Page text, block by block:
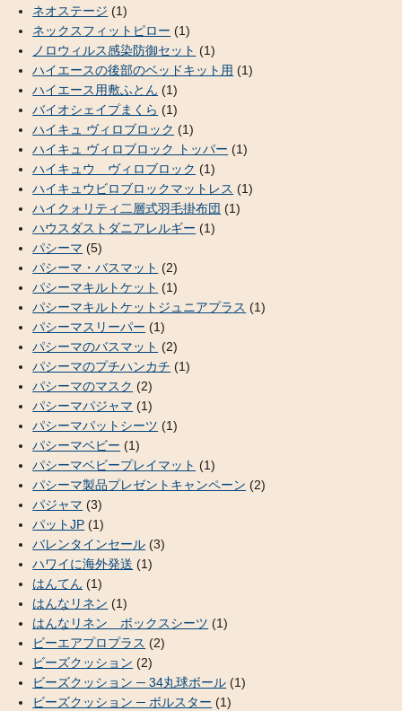
ネオステージ (1)
ネックスフィットピロー (1)
ノロウィルス感染防御セット (1)
ハイエースの後部のベッドキット用 (1)
ハイエース用敷ふとん (1)
バイオシェイプまくら (1)
ハイキュ ヴィロブロック (1)
ハイキュ ヴィロブロック トッパー (1)
ハイキュウ ヴィロブロック (1)
ハイキュウビロブロックマットレス (1)
ハイクォリティ二層式羽毛掛布団 (1)
ハウスダストダニアレルギー (1)
パシーマ (5)
パシーマ・バスマット (2)
パシーマキルトケット (1)
パシーマキルトケットジュニアプラス (1)
パシーマスリーパー (1)
パシーマのバスマット (2)
パシーマのプチハンカチ (1)
パシーマのマスク (2)
パシーマパジャマ (1)
パシーマパットシーツ (1)
パシーマベビー (1)
パシーマベビープレイマット (1)
パシーマ製品プレゼントキャンペーン (2)
パジャマ (3)
パットJP (1)
バレンタインセール (3)
ハワイに海外発送 (1)
はんてん (1)
はんなリネン (1)
はんなリネン ボックスシーツ (1)
ビーエアプロプラス (2)
ビーズクッション (2)
ビーズクッション ─ 34丸球ボール (1)
ビーズクッション ─ ボルスター (1)